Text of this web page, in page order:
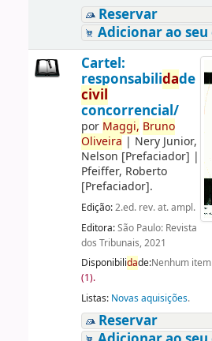
Reservar
Adicionar ao
Cartel:
responsabilidade
civil
concorrencial/
por Maggi, Bruno
Oliveira | Nery Junior,
Nelson [Prefaciador] |
Pfeiffer, Roberto
[Prefaciador].
Edição:2.ed. rev. at. ampl.
Editora:São Paulo: Revista
dos Tribunais, 2021
Disponibilidade:Nenhum
(1).
Listas: Novas aquisições.
Reservar